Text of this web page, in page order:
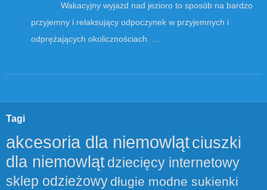
Wakacyjny wyjazd nad jezioro to sposób na bardzo
przyjemny i relaksujący odpoczynek w przyjemnych i
odprężających okolicznościach. …
Tagi
akcesoria dla niemowlątciuszki
dla niemowlątdziecięcy internetowy
sklep odzieżowy długie modne sukienki